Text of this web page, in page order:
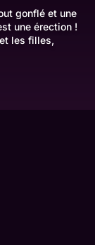
gonflé et une
une érection !
les filles,